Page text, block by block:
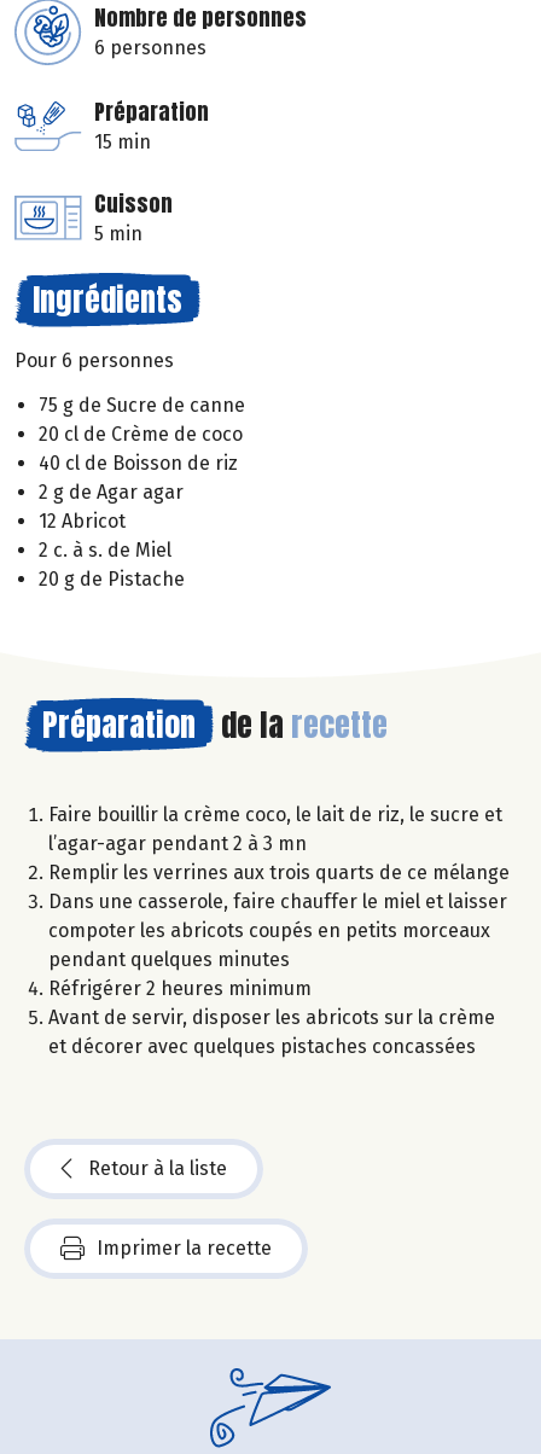
Nombre de personnes
6 personnes
Préparation
15 min
Cuisson
5 min
Ingrédients
Pour 6 personnes
75 g de Sucre de canne
20 cl de Crème de coco
40 cl de Boisson de riz
2 g de Agar agar
12 Abricot
2 c. à s. de Miel
20 g de Pistache
Préparation de la recette
Faire bouillir la crème coco, le lait de riz, le sucre et
l’agar-agar pendant 2 à 3 mn
Remplir les verrines aux trois quarts de ce mélange
Dans une casserole, faire chauffer le miel et laisser
compoter les abricots coupés en petits morceaux
pendant quelques minutes
Réfrigérer 2 heures minimum
Avant de servir, disposer les abricots sur la crème
et décorer avec quelques pistaches concassées
Retour à la liste
Imprimer la recette